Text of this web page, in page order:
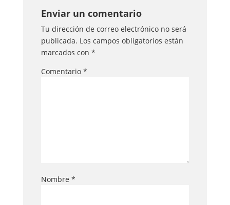
Enviar un comentario
Tu dirección de correo electrónico no será
publicada. Los campos obligatorios están
marcados con *
Comentario *
Nombre *